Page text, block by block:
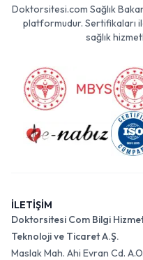
Doktorsitesi.com Sağlık
platformudur. Sertifikaları
sağlık
İLETİŞİM
Doktorsitesi Com Bilgi
Teknoloji ve Ticaret A.Ş.
Maslak Mah. Ahi Evran Cd.